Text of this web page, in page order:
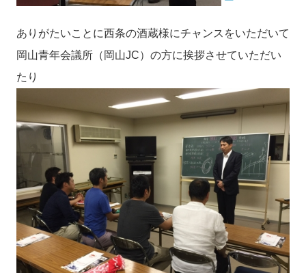
ありがたいことに西条の酒蔵様にチャンスをいただいて
岡山青年会議所（岡山JC）の方に挨拶させていただい
たり